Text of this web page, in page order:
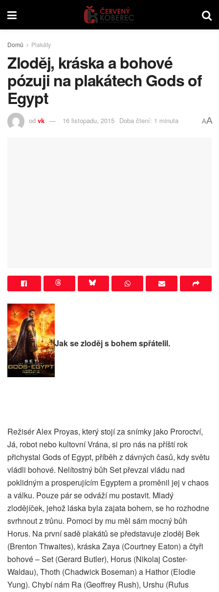
Domů Plakáty
Zloděj, kráska a bohové
pózuji na plakátech Gods of
Egypt
od vk 16 listopadu, 2015 Doba čtení: 1 minuta AA
Jak se zloděj s bohem spřátelil.
Režisér Alex Proyas, který stojí za snímky jako Proroctví,
Já, robot nebo kultovní Vrána, si pro nás na příští rok
přichystal Gods of Egypt, příběh z dávných časů, kdy světu
vládli bohové. Nelítostný bůh Set převzal vládu nad
poklidným a prosperujícím Egyptem a proměnil jej v chaos
a válku. Pouze pár se odváží mu postavit. Mladý
zlodějíček, jehož láska byla zajata bohem, se ho rozhodne
svrhnout z trůnu. Pomoci by mu měl sám mocný bůh
Horus. Na první sadě plakátů se představuje zloděj Bek
(Brenton Thwaites), kráska Zaya (Courtney Eaton) a čtyři
bohové – Set (Gerard Butler), Horus (Nikolaj Coster-
Waldau), Thoth (Chadwick Boseman) a Hathor (Elodie
Yung). Chybí nám Ra (Geoffrey Rush), Urshu (Rufus